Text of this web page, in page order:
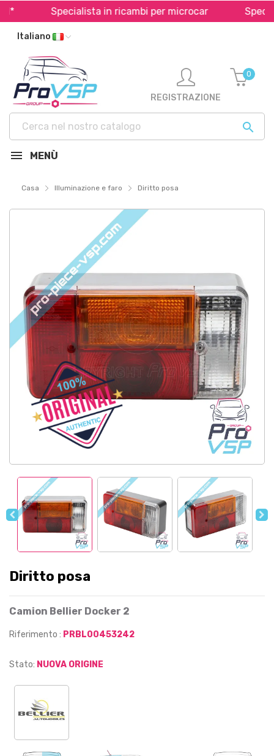
Specialista in ricambi per microcar
Italiano

REGISTRAZIONE
0
MENÙ
Casa Illuminazione e faro Diritto posa
Diritto posa
Camion Bellier Docker 2
Riferimento : PRBL00453242
Stato: NUOVA ORIGINE